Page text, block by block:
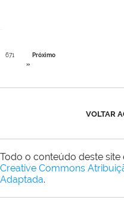
671
Próximo
»
VOLTAR
Todo o conteúdo deste
Creative Commons
Adaptada.